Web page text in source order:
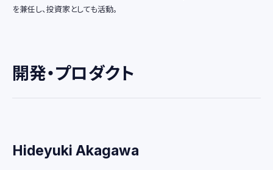
を兼任し、投資家としても活動。
開発・プロダクト
Hideyuki Akagawa